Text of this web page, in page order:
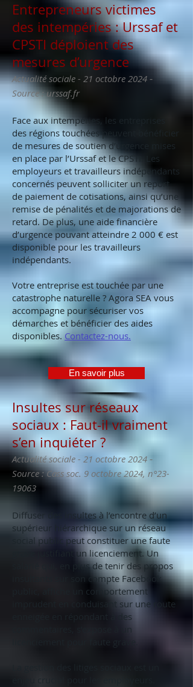
Entrepreneurs victimes
des intempéries : Urssaf et
CPSTI déploient des
mesures d’urgence
Actualité sociale - 21 octobre 2024 -
Source : urssaf.fr
Face aux intempéries, les entreprises
des régions touchées peuvent bénéficier
de mesures de soutien d’urgence mises
en place par l’Urssaf et le CPSTI. Les
employeurs et travailleurs indépendants
concernés peuvent solliciter un report
de paiement de cotisations, ainsi qu’une
remise de pénalités et de majorations de
retard. De plus, une aide financière
d’urgence pouvant atteindre 2 000 € est
disponible pour les travailleurs
indépendants.
Votre entreprise est touchée par une
catastrophe naturelle ? Agora SEA vous
accompagne pour sécuriser vos
démarches et bénéficier des aides
disponibles. Contactez-nous.
En savoir plus
Insultes sur réseaux
sociaux : Faut-il vraiment
s’en inquiéter ?
Actualité sociale - 21 octobre 2024 -
Source : Cass soc. 9 octobre 2024, n°23-
19063
Diffuser des insultes à l’encontre d’un
supérieur hiérarchique sur un réseau
social public peut constituer une faute
grave justifiant un licenciement. Un
salarié qui, en plus de tenir des propos
insultants sur son compte Facebook
public, affiche un comportement
imprudent en conduisant sur une route
enneigée en répondant à des
commentaires, s’expose à un